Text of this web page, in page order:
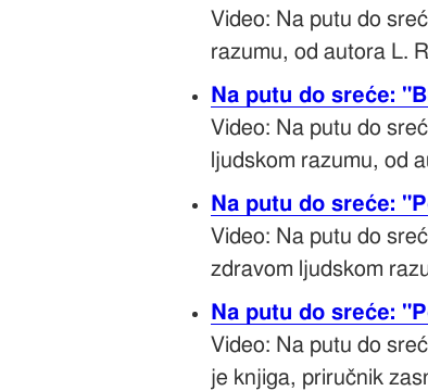
Video: Na putu do
razumu, od autora L.
Na putu do sreće:
Video: Na putu do
ljudskom razumu, od
Na putu do sreće:
Video: Na putu do
zdravom ljudskom
Na putu do sreće:
Video: Na putu do
je knjiga, priručnik